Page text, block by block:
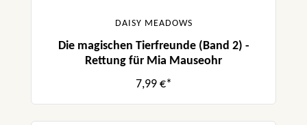
DAISY MEADOWS
Die magischen Tierfreunde (Band 2) -
Rettung für Mia Mauseohr
7,99 €*